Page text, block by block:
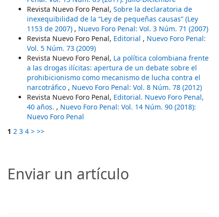
Revista Nuevo Foro Penal, Sobre la declaratoria de
inexequibilidad de la “Ley de pequeñas causas” (Ley
1153 de 2007) , Nuevo Foro Penal: Vol. 3 Núm. 71 (2007)
Revista Nuevo Foro Penal, Editorial , Nuevo Foro Penal:
Vol. 5 Núm. 73 (2009)
Revista Nuevo Foro Penal, La política colombiana frente
a las drogas ilícitas: apertura de un debate sobre el
prohibicionismo como mecanismo de lucha contra el
narcotráfico , Nuevo Foro Penal: Vol. 8 Núm. 78 (2012)
Revista Nuevo Foro Penal, Editorial. Nuevo Foro Penal,
40 años. , Nuevo Foro Penal: Vol. 14 Núm. 90 (2018):
Nuevo Foro Penal
1 2 3 4 > >>
Enviar un artículo